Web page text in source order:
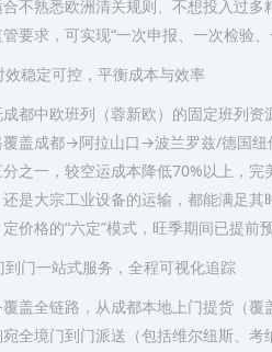
不熟悉欧洲清关规则、不想投入过
要求，可实现“一次申报、一次检验
效稳定可控，平衡成本与效率
都中欧班列（蓉新欧）的固定班列
覆盖成都→阿拉山口→波兰罗兹/德国
分之一，较空运成本降低70%以上，
还是大宗工业设备的运输，都能满足
价格的“六定”模式，旺季期间已提前
到门一站式服务，全程可视化追踪
覆盖全链路，从成都本地上门提货（
宛全境门到门派送（包括维尔纽斯、考